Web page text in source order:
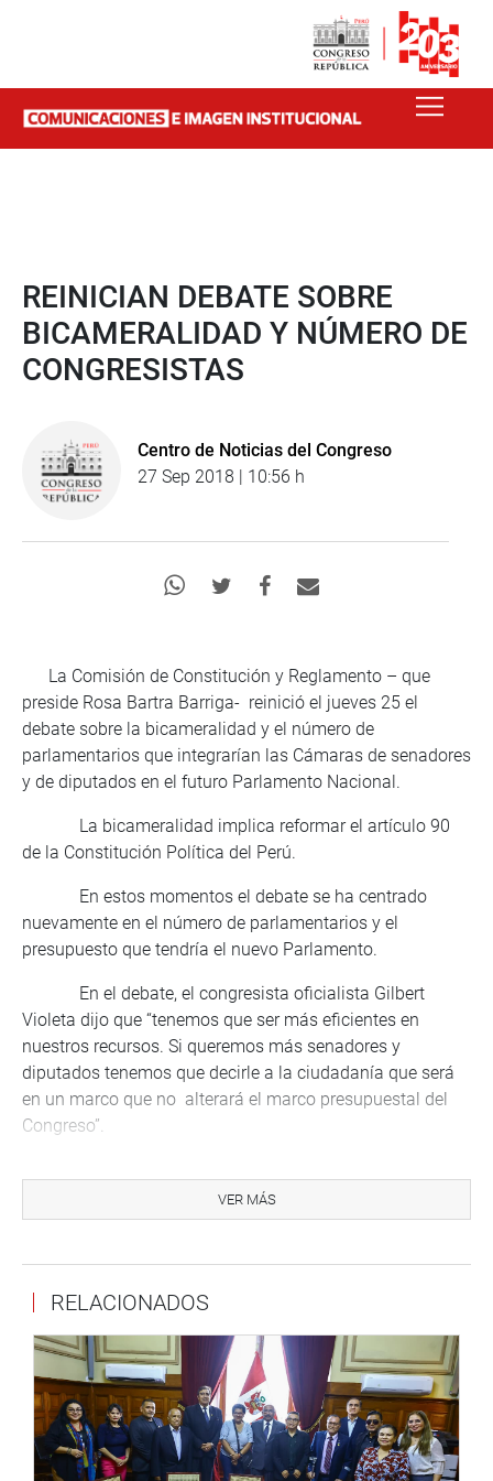
REINICIAN DEBATE SOBRE
BICAMERALIDAD Y NÚMERO DE
CONGRESISTAS
Centro de Noticias del Congreso
27 Sep 2018 | 10:56 h
La Comisión de Constitución y Reglamento – que
preside Rosa Bartra Barriga- reinició el jueves 25 el
debate sobre la bicameralidad y el número de
parlamentarios que integrarían las Cámaras de senadores
y de diputados en el futuro Parlamento Nacional.
La bicameralidad implica reformar el artículo 90
de la Constitución Política del Perú.
En estos momentos el debate se ha centrado
nuevamente en el número de parlamentarios y el
presupuesto que tendría el nuevo Parlamento.
En el debate, el congresista oficialista Gilbert
Violeta dijo que “tenemos que ser más eficientes en
nuestros recursos. Si queremos más senadores y
diputados tenemos que decirle a la ciudadanía que será
en un marco que no alterará el marco presupuestal del
Congreso”.
asuma que el Parlamento quiere incrementar el gasto
público. Entonces nuestra propuesta va por si vamos a
Propuso que se “ponga un candado” al
presupuesto del Congreso, que no sobrepase el 0,45% del
presupuesto del sector público.
Sobre este último punto, la congresista Úrsula
Letona dijo que afirmar aquello era “una barbaridad”, que
era gravísimo y un error tratar de fijar un presupuesto a un
VER MÁS
RELACIONADOS